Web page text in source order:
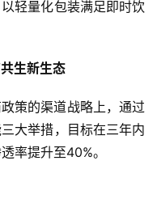
轻量化包装满足即时饮
生新生态
策的渠道战略上，通过
大举措，目标在三年内
率提升至40%。